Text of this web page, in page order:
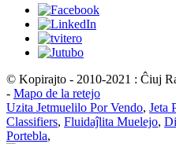
© Kopirajto - 2010-2021 : Ĉiuj
- Mapo de la retejo
Uzita Jetmuelilo Por Vendo, Jeta
Classifiers, Fluidaĵlita Muelejo,
Portebla,